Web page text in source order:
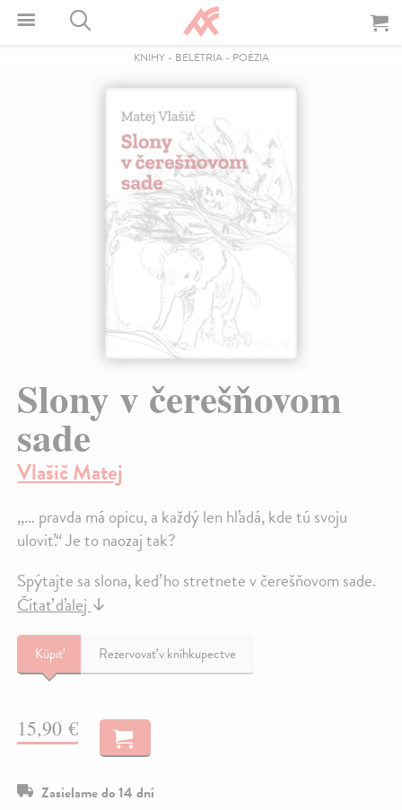
KNIHY- BELETRIA- POÉZIA
Slony v čerešňovom
sade
Vlašič Matej
,,… pravda má opicu, a každý len hľadá, kde tú svoju
uloviť.“ Je to naozaj tak?
Spýtajte sa slona, keď ho stretnete v čerešňovom sade.
Čítať ďalej↓
Kúpiť Rezervovať v kníhkupectve
15,90 €
Zasielame do 14 dní